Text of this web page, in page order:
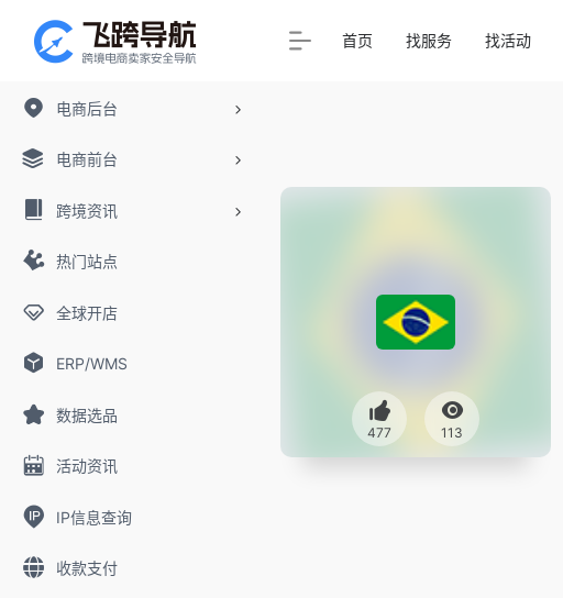
电商后台
电商前台
跨境资讯
热门站点
全球开店
ERP/WMS
数据选品
活动资讯
IP信息查询
收款支付
首页 找服务 找活动
477 113